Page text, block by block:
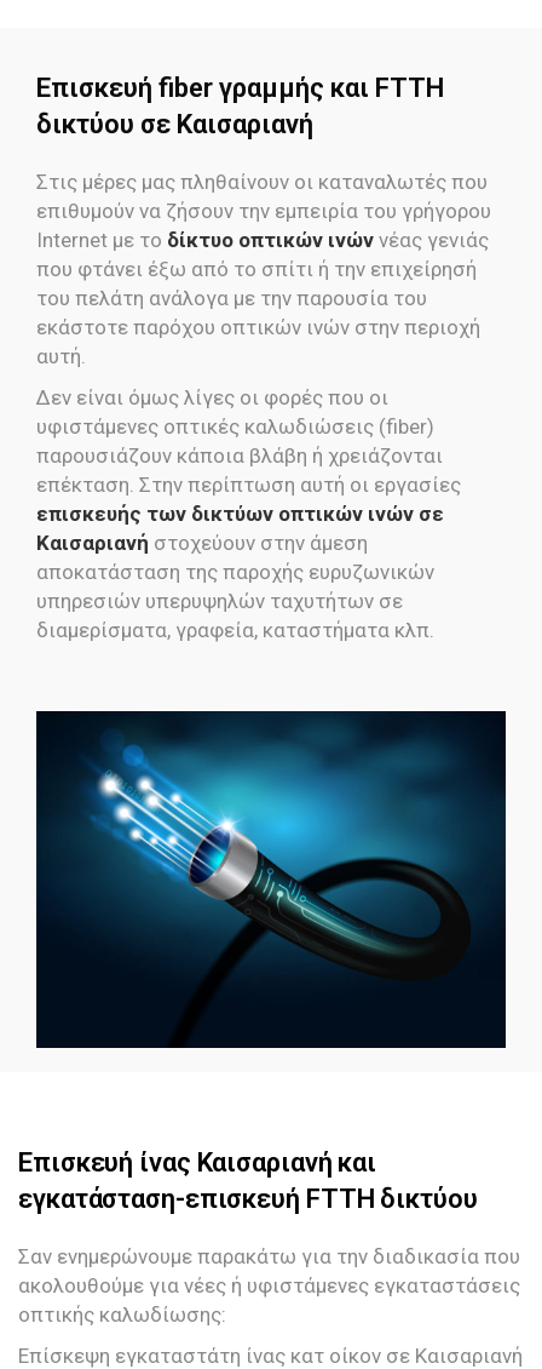
Επισκευή fiber γραμμής και FTTH
δικτύου σε Καισαριανή
Στις μέρες μας πληθαίνουν οι καταναλωτές που
επιθυμούν να ζήσουν την εμπειρία του γρήγορου
Internet με το δίκτυο οπτικών ινών νέας γενιάς
που φτάνει έξω από το σπίτι ή την επιχείρησή
του πελάτη ανάλογα με την παρουσία του
εκάστοτε παρόχου οπτικών ινών στην περιοχή
αυτή.
Δεν είναι όμως λίγες οι φορές που οι
υφιστάμενες οπτικές καλωδιώσεις (fiber)
παρουσιάζουν κάποια βλάβη ή χρειάζονται
επέκταση. Στην περίπτωση αυτή οι εργασίες
επισκευής των δικτύων οπτικών ινών σε
Καισαριανή στοχεύουν στην άμεση
αποκατάσταση της παροχής ευρυζωνικών
υπηρεσιών υπερυψηλών ταχυτήτων σε
διαμερίσματα, γραφεία, καταστήματα κλπ.
Επισκευή ίνας Καισαριανή και
εγκατάσταση-επισκευή FTTH δικτύου
Σαν ενημερώνουμε παρακάτω για την διαδικασία που
ακολουθούμε για νέες ή υφιστάμενες εγκαταστάσεις
οπτικής καλωδίωσης:
Επίσκεψη εγκαταστάτη ίνας κατ οίκον σε Καισαριανή